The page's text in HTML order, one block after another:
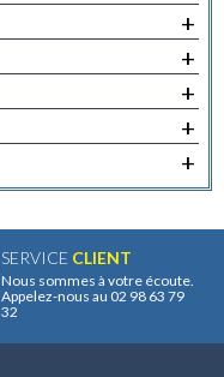
+
+
+
+
+
SERVICE CLIENT
Nous sommes à votre écoute.
Appelez-nous au 02 98 63 79
32